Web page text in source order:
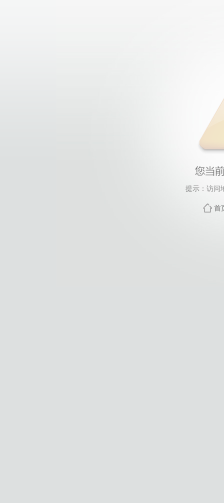
提示：访问
首